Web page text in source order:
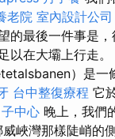
老院 室內設計公司
的最後一件事是，
以在大壩上行走。
）是一
台中整復療程 它
中心 晚上，我們
峽灣那樣陡峭的